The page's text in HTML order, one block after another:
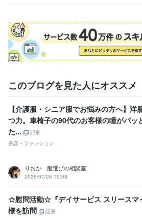
このブログを見た人にオススメ
【介護服・シニア服でお悩みの方へ】洋
つ力。車椅子の90代のお客様の瞳がパッ
た...
記事
美容・ファッション
りおか 服選びの相談室
2026/07/26 15:08
☆慰問活動☆『デイサービス スリースマ
様を訪問
記事